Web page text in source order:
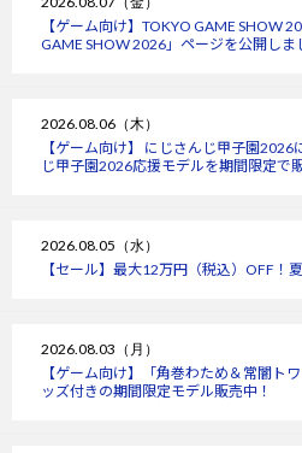
【ゲーム向け】TOKYO GAME SHOW
GAME SHOW 2026」ページを公開しま
2026.08.06（木）
【ゲーム向け】 にじさんじ甲子園2026
じ甲子園2026応援モデルを期間限定で
2026.08.05（水）
【セール】最大12万円（税込）OFF！
2026.08.03（月）
【ゲーム向け】「角巻わため＆常闇ト
ッズ付きの期間限定モデル販売中！